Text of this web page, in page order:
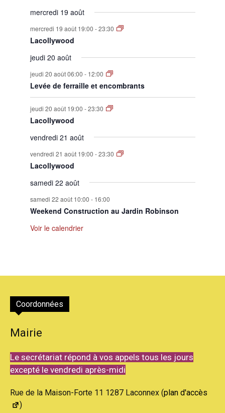
mercredi 19 août
mercredi 19 août 19:00 -23:30
Lacollywood
jeudi 20 août
jeudi 20 août 06:00 - 12:00
Levée de ferraille et encombrants
jeudi 20 août 19:00 -23:30
Lacollywood
vendredi 21 août
vendredi 21 août 19:00 -23:30
Lacollywood
samedi 22 août
samedi 22 août 10:00 - 16:00
Weekend Construction au Jardin Robinson
Voir le calendrier
Coordonnées
Mairie
Le secrétariat répond à vos appels tous les jours
excepté le vendredi après-midi
Rue de la Maison-Forte 11 1287 Laconnex (plan d'accès
)